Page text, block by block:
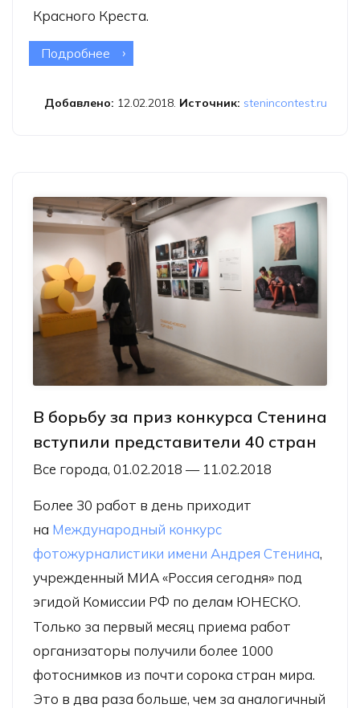
Красного Креста.
Подробнее о Лауреаты конкурса Стенина в
Добавлено: 12.02.2018. Источник: stenincontest.ru
В борьбу за приз конкурса Стенина
вступили представители 40 стран
Все города, 01.02.2018 — 11.02.2018
Более 30 работ в день приходит
на Международный конкурс
фотожурналистики имени Андрея Стенина,
учрежденный МИА «Россия сегодня» под
эгидой Комиссии РФ по делам ЮНЕСКО.
Только за первый месяц приема работ
организаторы получили более 1000
фотоснимков из почти сорока стран мира.
Это в два раза больше, чем за аналогичный